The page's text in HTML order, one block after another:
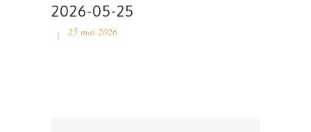
2026-05-25
25 mai 2026